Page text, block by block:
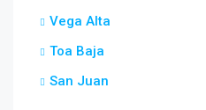
Vega Alta
Toa Baja
San Juan